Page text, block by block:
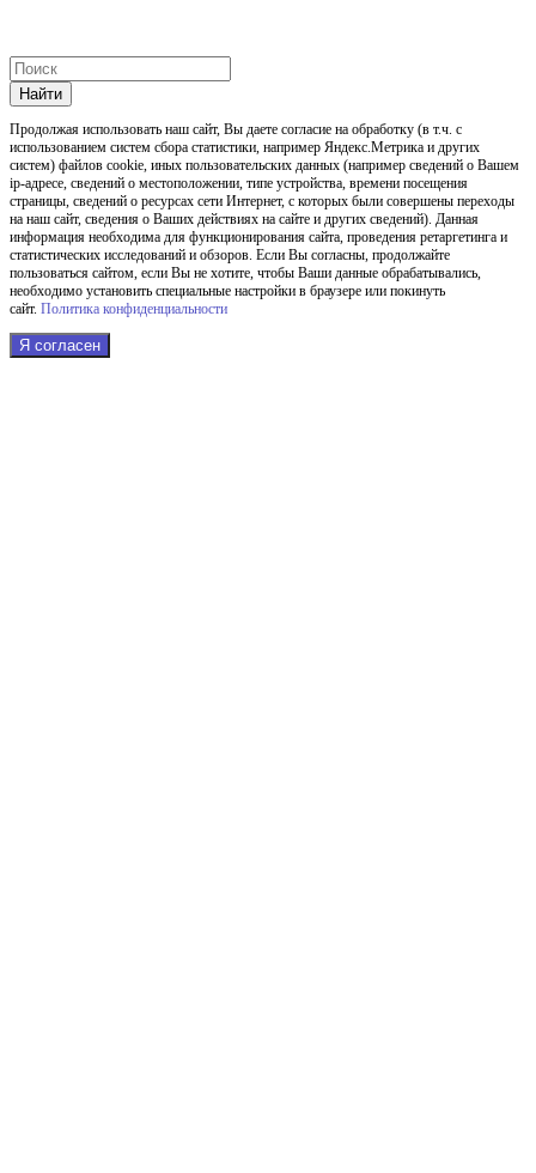
Найти
Продолжая использовать наш cайт, Вы даете согласие на обработку (в т.ч. с
использованием систем сбора статистики, например Яндекс.Метрика и других
систем) файлов cookie, иных пользовательских данных (например сведений о Вашем
ip-адресе, сведений о местоположении, типе устройства, времени посещения
страницы, сведений о ресурсах сети Интернет, с которых были совершены переходы
на наш сайт, сведения о Ваших действиях на сайте и других сведений). Данная
информация необходима для функционирования сайта, проведения ретаргетинга и
статистических исследований и обзоров. Если Вы согласны, продолжайте
пользоваться сайтом, если Вы не хотите, чтобы Ваши данные обрабатывались,
необходимо установить специальные настройки в браузере или покинуть
сайт. Политика конфиденциальности
Я согласен